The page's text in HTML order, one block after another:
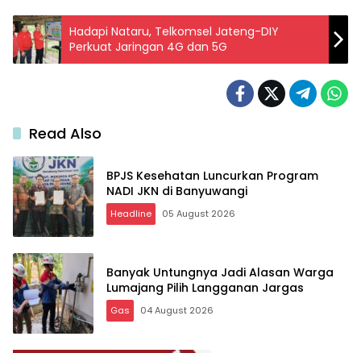
Hadapi Nataru, Telkomsel Jateng-DIY
Perkuat Jaringan 4G dan 5G
Read Also
BPJS Kesehatan Luncurkan Program
NADI JKN di Banyuwangi
Headline 05 August 2026
Banyak Untungnya Jadi Alasan Warga
Lumajang Pilih Langganan Jargas
Gas 04 August 2026